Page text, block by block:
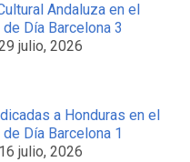
Andaluza en el
Día Barcelona 3
julio, 2026
a Honduras en el
Día Barcelona 1
16 julio, 2026